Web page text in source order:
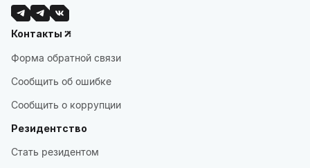
Контакты
Форма обратной связи
Сообщить об ошибке
Сообщить о коррупции
Резидентство
Стать резидентом